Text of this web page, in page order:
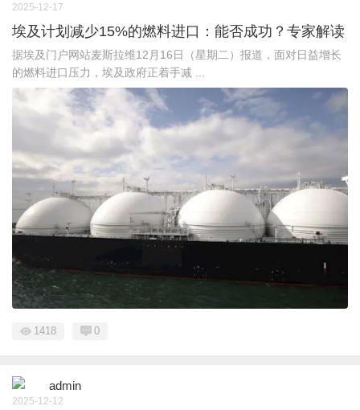
2025-12-17
埃及计划减少15%的燃料进口：能否成功？专家解读
据埃及门户网站麦斯拉维12月16日（星期二）报道，面对日益增长
的燃料进口压力，埃及政府正着手减 ...
1418 0
admin
2025-12-12